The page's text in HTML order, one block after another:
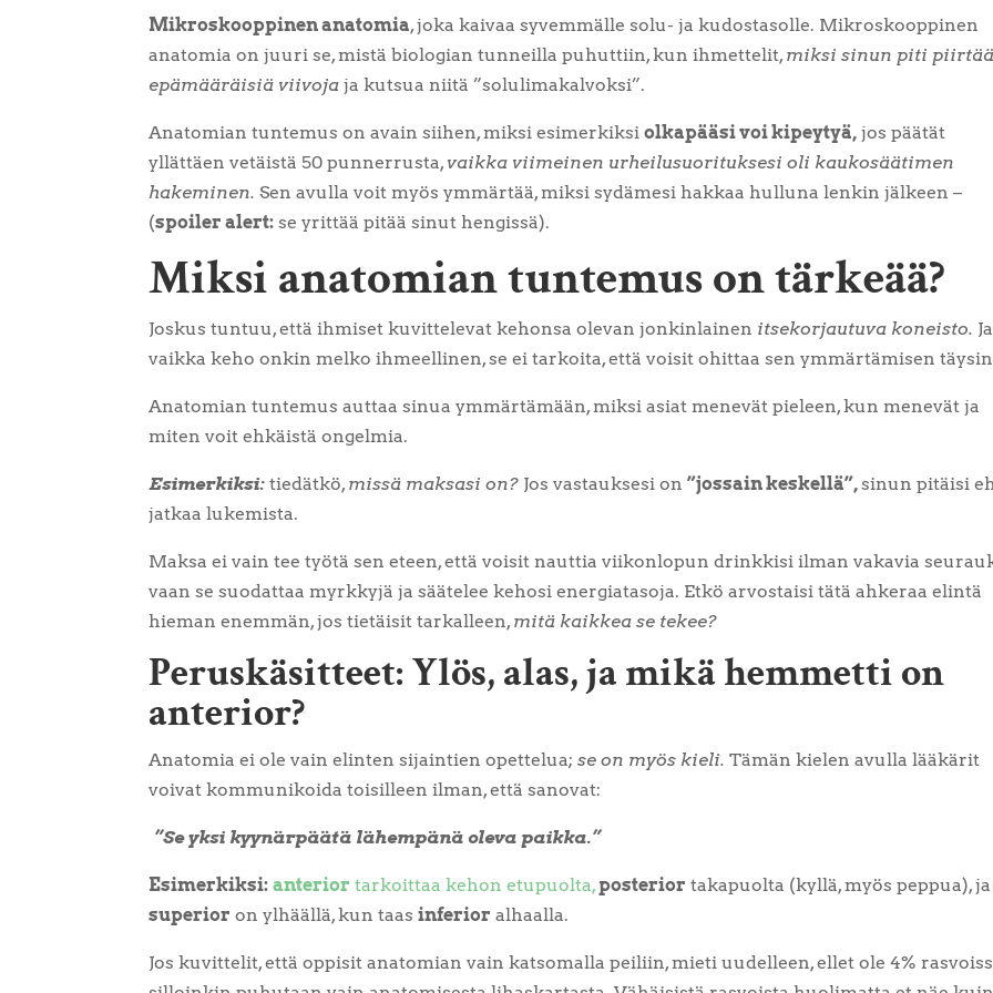
Mikroskooppinen anatomia, joka kaivaa syvemmälle solu- ja kudostasolle. Mikroskooppinen
anatomia on juuri se, mistä biologian tunneilla puhuttiin, kun ihmettelit, miksi sinun piti piirtää
epämääräisiä viivoja ja kutsua niitä ”solulimakalvoksi”.
Anatomian tuntemus on avain siihen, miksi esimerkiksiolkapääsi voi kipeytyä, jos päätät
yllättäen vetäistä 50 punnerrusta, vaikka viimeinen urheilusuorituksesi oli kaukosäätimen
hakeminen. Sen avulla voit myös ymmärtää, miksi sydämesi hakkaa hulluna lenkin jälkeen –
(spoiler alert: se yrittää pitää sinut hengissä).
Miksi anatomian tuntemus on tärkeää?
Joskus tuntuu, että ihmiset kuvittelevat kehonsa olevan jonkinlainen itsekorjautuva koneisto. Ja
vaikka keho onkin melko ihmeellinen, se ei tarkoita, että voisit ohittaa sen ymmärtämisen
Anatomian tuntemus auttaa sinua ymmärtämään, miksi asiat menevät pieleen, kun menevät ja
miten voit ehkäistä ongelmia.
Esimerkiksi:tiedätkö, missä maksasi on? Jos vastauksesi on”jossain keskellä”,sinun pitäisi
jatkaa lukemista.
Maksa ei vain tee työtä sen eteen, että voisit nauttia viikonlopun drinkkisi ilman vakavia
vaan se suodattaa myrkkyjä ja säätelee kehosi energiatasoja. Etkö arvostaisi tätä ahkeraa elintä
hieman enemmän, jos tietäisit tarkalleen, mitä kaikkea se tekee?
Peruskäsitteet: Ylös, alas, ja mikä hemmetti on
anterior?
Anatomia ei ole vain elinten sijaintien opettelua;se on myös kieli.Tämän kielen avulla lääkärit
voivat kommunikoida toisilleen ilman, että sanovat:
”Se yksi kyynärpäätä lähempänä oleva paikka.”
Esimerkiksi: anterior tarkoittaa kehon etupuolta, posterior takapuolta (kyllä, myös peppua), ja
superior on ylhäällä, kun taasinferior alhaalla.
Jos kuvittelit, että oppisit anatomian vain katsomalla peiliin, mieti uudelleen, ellet ole 4%